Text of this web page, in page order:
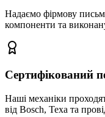
Надаємо фірмову
компоненти та
Сертифікований
Наші механіки
від Bosch, Texa та